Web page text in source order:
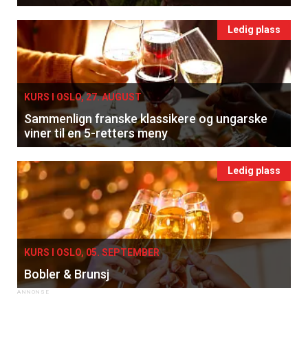
Ledig plass
KURS I OSLO, 27. AUGUST
Sammenlign franske klassikere og ungarske
viner til en 5-retters meny
Ledig plass
KURS I OSLO, 05. SEPTEMBER
Bobler & Brunsj